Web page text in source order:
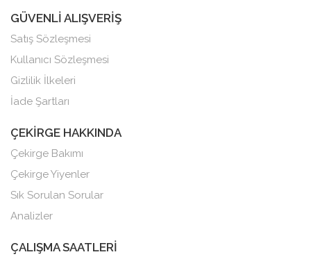
GÜVENLİ ALIŞVERİŞ
Satış Sözleşmesi
Kullanıcı Sözleşmesi
Gizlilik İlkeleri
İade Şartları
ÇEKİRGE HAKKINDA
Çekirge Bakımı
Çekirge Yiyenler
Sık Sorulan Sorular
Analizler
ÇALIŞMA SAATLERİ